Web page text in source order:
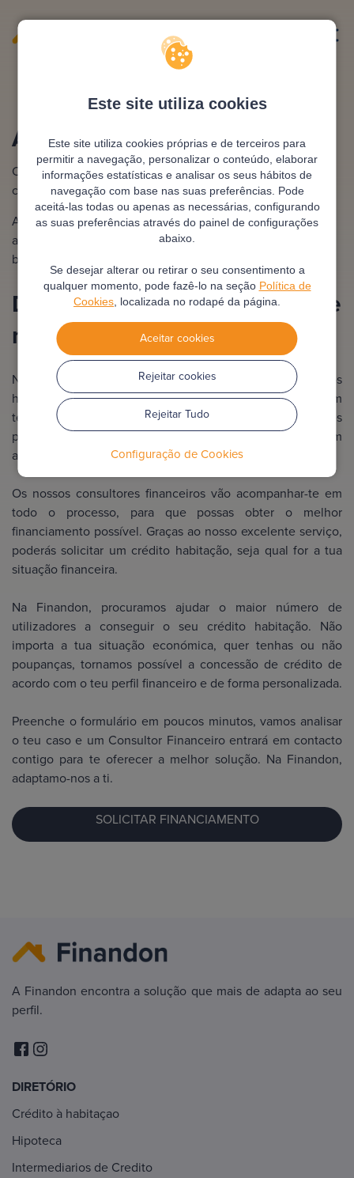
Este site utiliza cookies
Este site utiliza cookies próprias e de terceiros para
permitir a navegação, personalizar o conteúdo, elaborar
informações estatísticas e analisar os seus hábitos de
navegação com base nas suas preferências. Pode
aceitá-las todas ou apenas as necessárias, configurando
as suas preferências através do painel de configurações
abaixo.
Se desejar alterar ou retirar o seu consentimento a
qualquer momento, pode fazê-lo na seção Política de
Cookies , localizada no rodapé da página.
Aceitar cookies
Rejeitar cookies
Rejeitar Tudo
Configuração de Cookies
Amortização Crédito
Calculo amortização
crédito
Amortização terrenos
habitação
Antecipação total
amortização habitação
banco
Amortizar crédito
automóvel
Descobre o financiamento que
mais te convém
Na Finandon, tornamos possível a concessão de créditos
habitação de forma fácil e personalizada. Trabalhamos com
tecnologia de ponta para que os nossos utilizadores
possam conseguir o crédito habitação que procuram
através da nossa plataforma, sem perdas de tempo.
Os nossos consultores financeiros vão acompanhar-te em
todo o processo, para que possas obter o melhor
financiamento possível. Graças ao nosso excelente serviço,
poderás solicitar um crédito habitação, seja qual for a tua
situação financeira.
Na Finandon, procuramos ajudar o maior número de
utilizadores a conseguir o seu crédito habitação. Não
importa a tua situação económica, quer tenhas ou não
poupanças, tornamos possível a concessão de crédito de
acordo com o teu perfil financeiro e de forma personalizada.
Preenche o formulário em poucos minutos, vamos analisar
o teu caso e um Consultor Financeiro entrará em contacto
contigo para te oferecer a melhor solução. Na Finandon,
adaptamo-nos a ti.
SOLICITAR FINANCIAMENTO
A Finandon encontra a solução que mais de adapta ao seu
perfil.
DIRETÓRIO
Crédito à habitaçao
Hipoteca
Intermediarios de Credito